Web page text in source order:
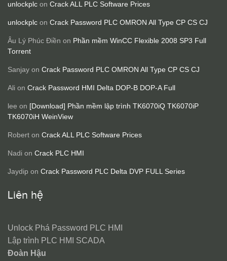
unlockplc on Crack ALL PLC Software Prices
unlockplc on Crack Password PLC OMRON All Type CP CS CJ
Âu Lý Phúc Điền on Phần mềm WinCC Flexible 2008 SP3 Full
Torrent
Sanjay on Crack Password PLC OMRON All Type CP CS CJ
Ali on Crack Password HMI Delta DOP-B DOP-A Full
lee on [Download] Phần mềm lập trình TK6070iQ TK6070iP
TK6070iH WeinView
Robert on Crack ALL PLC Software Prices
Nadi on Crack PLC HMI
Jaydip on Crack Password PLC Delta DVP FULL Series
Liên hệ
Unlock Phá Password PLC HMI
Lập trình PLC HMI SCADA
Đoàn Hậu